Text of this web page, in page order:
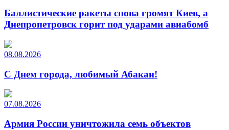
Баллистические ракеты снова громят Киев, а
Днепропетровск горит под ударами авиабомб
08.08.2026
С Днем города, любимый Абакан!
07.08.2026
Армия России уничтожила семь объектов